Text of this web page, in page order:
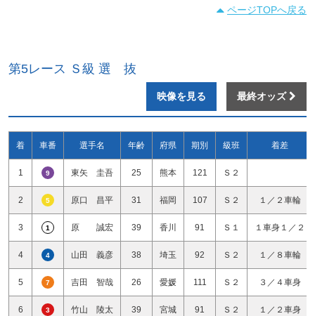
ページTOPへ戻る
第5レース Ｓ級 選 抜
映像を見る 最終オッズ
着 車番 選手名 年齢 府県 期別 級班 着差
1 9 東矢 圭吾 25 熊本 121 Ｓ２
2 5 原口 昌平 31 福岡 107 Ｓ２ １／２車輪
3 1 原 誠宏 39 香川 91 Ｓ１ １車身１／２
4 4 山田 義彦 38 埼玉 92 Ｓ２ １／８車輪
5 7 吉田 智哉 26 愛媛 111 Ｓ２ ３／４車身
6 3 竹山 陵太 39 宮城 91 Ｓ２ １／２車身